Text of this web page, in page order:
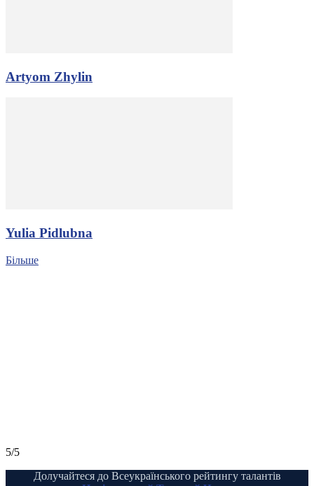
Artyom Zhylin
Yulia Pidlubna
Більше
5/5
Долучайтеся до Всеукраїнського рейтингу талантів